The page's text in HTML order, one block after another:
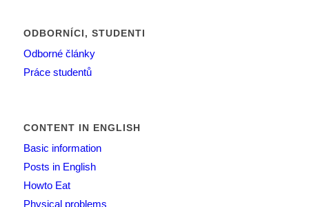
ODBORNÍCI, STUDENTI
Odborné články
Práce studentů
CONTENT IN ENGLISH
Basic information
Posts in English
Howto Eat
Physical problems